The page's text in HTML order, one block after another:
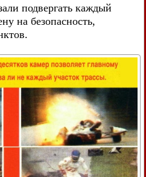
подвергать каждый
на безопасность,